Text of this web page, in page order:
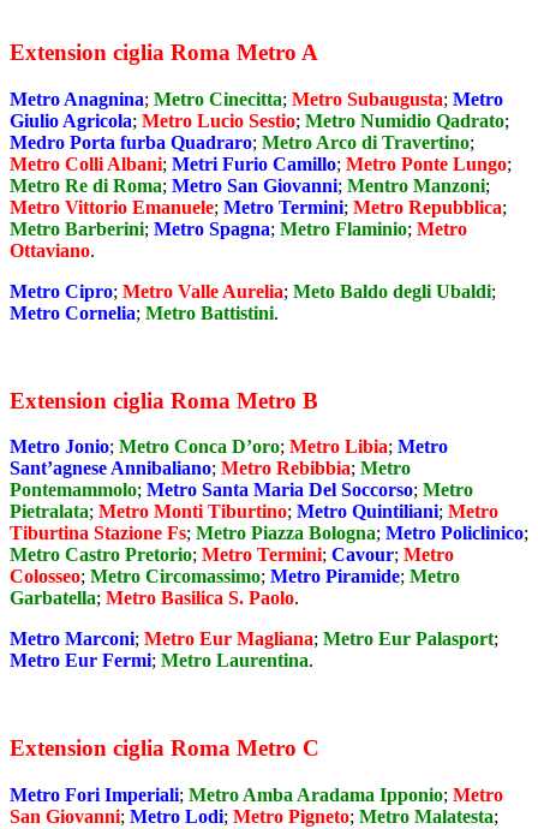
Extension ciglia Roma Metro A
Metro Anagnina; Metro Cinecitta; Metro Subaugusta; Metro
Giulio Agricola; Metro Lucio Sestio; Metro Numidio Qadrato;
Medro Porta furba Quadraro; Metro Arco di Travertino;
Metro Colli Albani; Metri Furio Camillo; Metro Ponte Lungo;
Metro Re di Roma; Metro San Giovanni; Mentro Manzoni;
Metro Vittorio Emanuele; Metro Termini; Metro Repubblica;
Metro Barberini; Metro Spagna; Metro Flaminio; Metro
Ottaviano.
Metro Cipro; Metro Valle Aurelia; Meto Baldo degli Ubaldi;
Metro Cornelia; Metro Battistini.
Extension ciglia Roma Metro B
Metro Jonio; Metro Conca D’oro; Metro Libia; Metro
Sant’agnese Annibaliano; Metro Rebibbia; Metro
Pontemammolo; Metro Santa Maria Del Soccorso; Metro
Pietralata; Metro Monti Tiburtino; Metro Quintiliani; Metro
Tiburtina Stazione Fs; Metro Piazza Bologna; Metro Policlinico;
Metro Castro Pretorio; Metro Termini; Cavour; Metro
Colosseo; Metro Circomassimo; Metro Piramide; Metro
Garbatella; Metro Basilica S. Paolo.
Metro Marconi; Metro Eur Magliana; Metro Eur Palasport;
Metro Eur Fermi; Metro Laurentina.
Extension ciglia Roma Metro C
Metro Fori Imperiali; Metro Amba Aradama Ipponio; Metro
San Giovanni; Metro Lodi; Metro Pigneto; Metro Malatesta;